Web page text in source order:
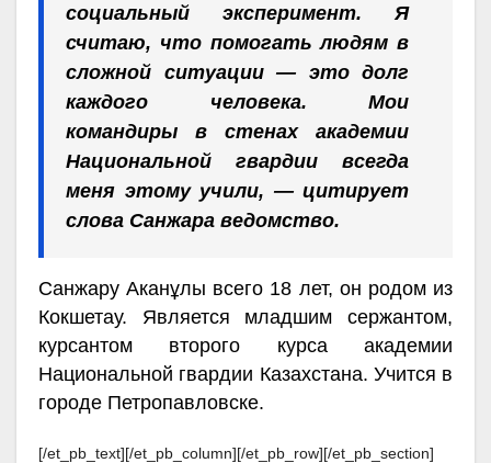
социальный эксперимент. Я
считаю, что помогать людям в
сложной ситуации — это долг
каждого человека. Мои
командиры в стенах академии
Национальной гвардии всегда
меня этому учили, — цитирует
слова Санжара ведомство.
Санжару Аканұлы всего 18 лет, он родом из
Кокшетау. Является младшим сержантом,
курсантом второго курса академии
Национальной гвардии Казахстана. Учится в
городе Петропавловске.
[/et_pb_text][/et_pb_column][/et_pb_row][/et_pb_section]